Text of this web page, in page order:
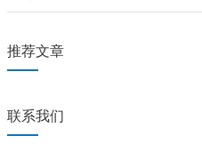
推荐文章
联系我们